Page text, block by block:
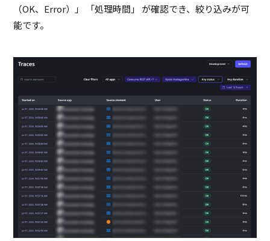
（OK、 Error）」 「処理時間」 が確認でき、絞り込みが可
能です。